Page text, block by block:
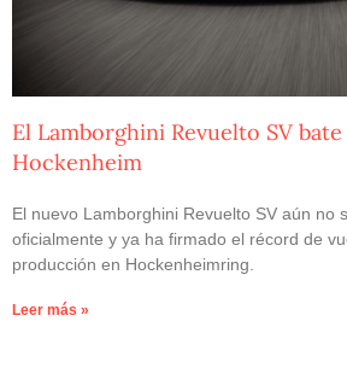
El Lamborghini Revuelto SV
Hockenheim
El nuevo Lamborghini Revuelto SV aún no
oficialmente y ya ha firmado el récord de
producción en Hockenheimring.
Leer más »